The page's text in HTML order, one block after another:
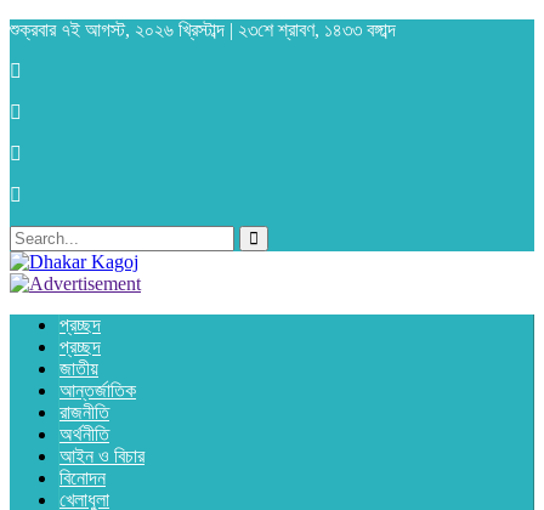
শুক্রবার ৭ই আগস্ট, ২০২৬ খ্রিস্টাব্দ | ২৩শে শ্রাবণ, ১৪৩৩ বঙ্গাব্দ
প্রচ্ছদ
প্রচ্ছদ
জাতীয়
আন্তর্জাতিক
রাজনীতি
অর্থনীতি
আইন ও বিচার
বিনোদন
খেলাধুলা